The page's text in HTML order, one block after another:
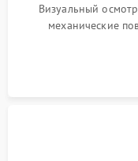
Визуальный
механические
включение,
матрицы и затвора,